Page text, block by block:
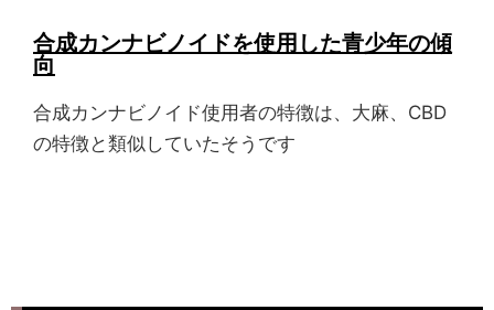
合成カンナビノイドを使用した青少年の傾
向
合成カンナビノイド使用者の特徴は、大麻、CBD
の特徴と類似していたそうです